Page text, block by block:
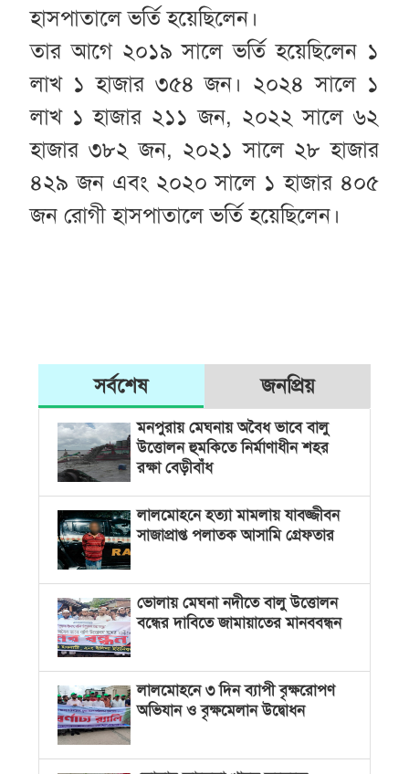
হাসপাতালে ভর্তি হয়েছিলেন।
তার আগে ২০১৯ সালে ভর্তি হয়েছিলেন ১
লাখ ১ হাজার ৩৫৪ জন। ২০২৪ সালে ১
লাখ ১ হাজার ২১১ জন, ২০২২ সালে ৬২
হাজার ৩৮২ জন, ২০২১ সালে ২৮ হাজার
৪২৯ জন এবং ২০২০ সালে ১ হাজার ৪০৫
জন রোগী হাসপাতালে ভর্তি হয়েছিলেন।
সর্বশেষ জনপ্রিয়
মনপুরায় মেঘনায় অবৈধ ভাবে বালু
উত্তোলন হুমকিতে নির্মাণাধীন শহর
রক্ষা বেড়ীবাঁধ
লালমোহনে হত্যা মামলায় যাবজ্জীবন
সাজাপ্রাপ্ত পলাতক আসামি গ্রেফতার
ভোলায় মেঘনা নদীতে বালু উত্তোলন
বন্ধের দাবিতে জামায়াতের মানববন্ধন
লালমোহনে ৩ দিন ব্যাপী বৃক্ষরোপণ
অভিযান ও বৃক্ষমেলান উদ্বোধন